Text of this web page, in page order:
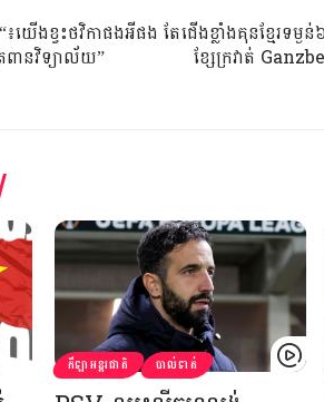
៖យើងខ្វះថវិកាផងអីផង តែ
ានវិទ្យាល័យ”
ជើងខ្លាំងគុនខ្មែរទ
ខ្សែក្រវាត់
កីឡាអន្តរជាតិ បាល់ទាត់